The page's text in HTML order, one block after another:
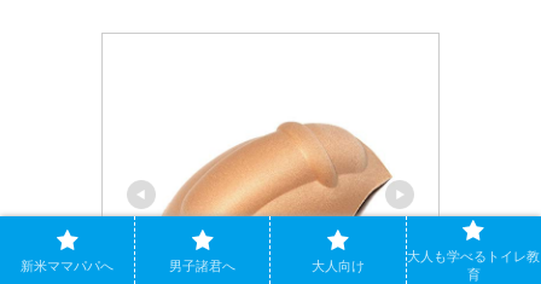
新米ママパパへ 男子諸君へ 大人向け
大人も学べるトイレ教
育